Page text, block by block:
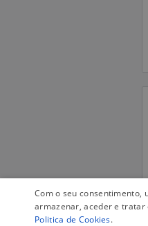
Com o seu consentimento,
armazenar, aceder e tratar
Politica de Cookies.